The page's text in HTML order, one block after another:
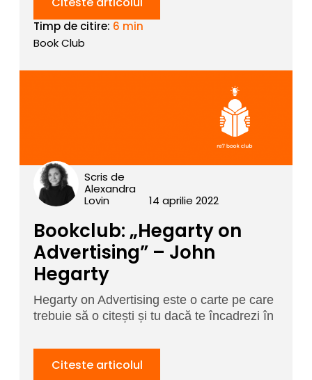
Timp de citire: 6 min
Book Club
Scris de
Alexandra
Lovin
14 aprilie 2022
Bookclub: „Hegarty on
Advertising” – John
Hegarty
Hegarty on Advertising este o carte pe care
trebuie să o citești și tu dacă te încadrezi în
Citeste articolul